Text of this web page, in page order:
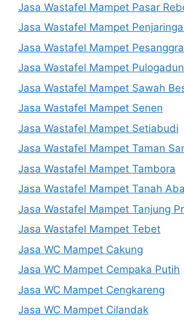
Jasa Wastafel Mampet Pasar
Jasa Wastafel Mampet
Jasa Wastafel Mampet
Jasa Wastafel Mampet
Jasa Wastafel Mampet Sawah
Jasa Wastafel Mampet Senen
Jasa Wastafel Mampet Setiabudi
Jasa Wastafel Mampet Taman
Jasa Wastafel Mampet Tambora
Jasa Wastafel Mampet Tanah
Jasa Wastafel Mampet Tanjung
Jasa Wastafel Mampet Tebet
Jasa WC Mampet Cakung
Jasa WC Mampet Cempaka Putih
Jasa WC Mampet Cengkareng
Jasa WC Mampet Cilandak